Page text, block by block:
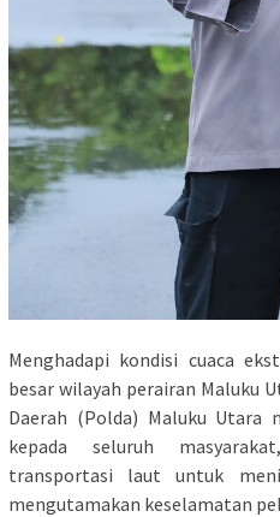
Menghadapi kondisi cuaca
besar wilayah perairan Maluku
Daerah (Polda) Maluku Utara
kepada seluruh
transportasi laut untuk
mengutamakan keselamatan